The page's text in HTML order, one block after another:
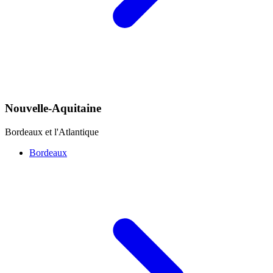
Nouvelle-Aquitaine
Bordeaux et l'Atlantique
Bordeaux